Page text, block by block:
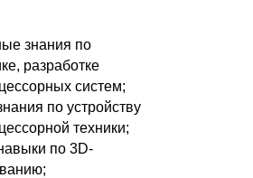
знания по
разработке
систем;
по устройству
техники;
по 3D-